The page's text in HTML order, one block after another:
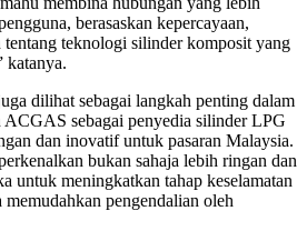
berasaskan kepercayaan,
tentang teknologi silinder komposit yang
katanya.
dilihat sebagai langkah penting dalam
sebagai penyedia silinder LPG
dan inovatif untuk pasaran Malaysia.
bukan sahaja lebih ringan dan
untuk meningkatkan tahap keselamatan
pengendalian oleh